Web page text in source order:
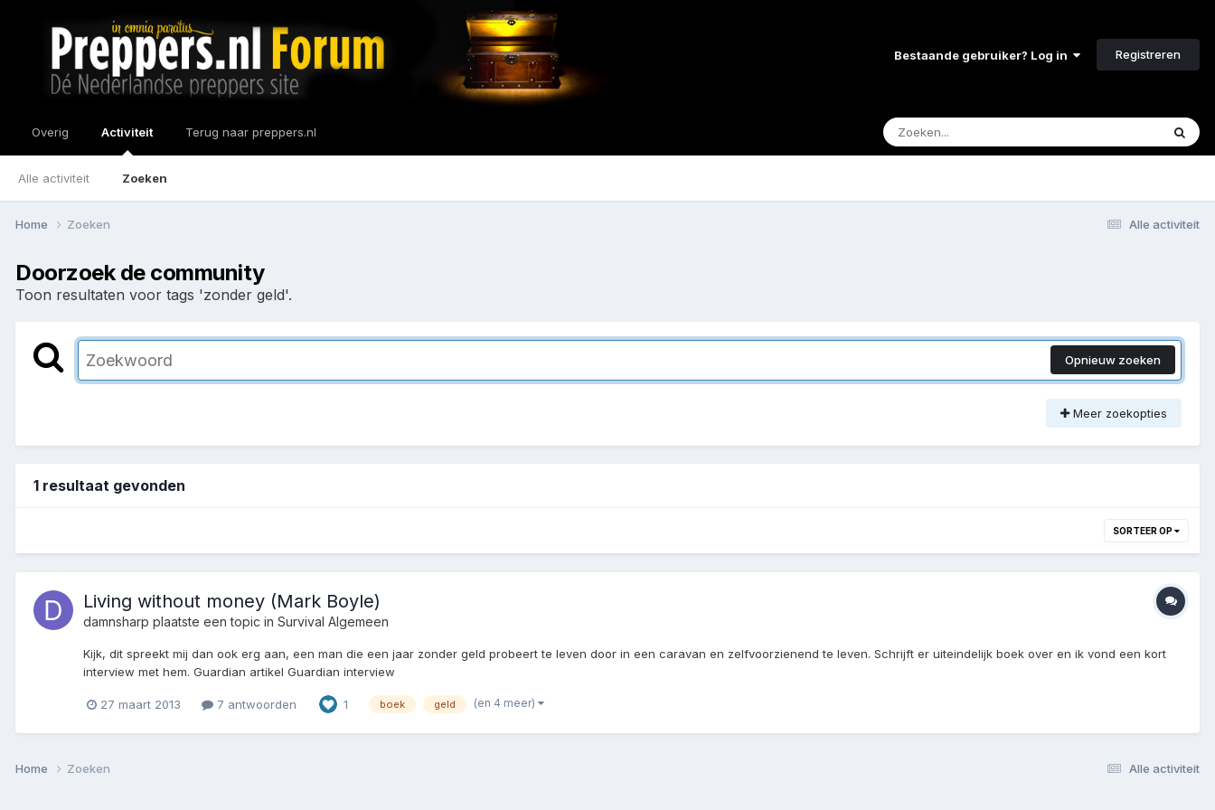
Bestaande gebruiker? Log in Registreren
Overig Activiteit
Alle activiteit Zoeken
Terug naar preppers.nl
Alle activiteit
Home Zoeken
Doorzoek de community
Toon resultaten voor tags 'zonder geld'.
Opnieuw zoeken
Meer zoekopties
1 resultaat gevonden
SORTEER OP
Living without money (Mark Boyle)
damnsharp plaatste een topic in Survival Algemeen
Kijk, dit spreekt mij dan ook erg aan, een man die een jaar zonder geld probeert te leven door in een caravan en zelfvoorzienend te leven. Schrijft er uiteindelijk boek over en ik vond een kort
interview met hem. Guardian artikel Guardian interview
27 maart 2013 7 antwoorden 1 boek geld (en 4 meer)
Alle activiteit
Home Zoeken